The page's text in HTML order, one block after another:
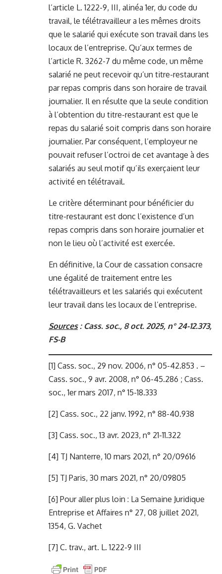
l’article L. 1222-9, III, alinéa 1er, du code du
travail, le télétravailleur a les mêmes droits
que le salarié qui exécute son travail dans les
locaux de l’entreprise. Qu’aux termes de
l’article R. 3262-7 du même code, un même
salarié ne peut recevoir qu’un titre-restaurant
par repas compris dans son horaire de travail
journalier. Il en résulte que la seule condition
à l’obtention du titre-restaurant est que le
repas du salarié soit compris dans son horaire
journalier. Par conséquent, l’employeur ne
pouvait refuser l’octroi de cet avantage à des
salariés au seul motif qu’ils exerçaient leur
activité en télétravail.
Le critère déterminant pour bénéficier du
titre-restaurant est donc l’existence d’un
repas compris dans son horaire journalier et
non le lieu où l’activité est exercée.
En définitive, la Cour de cassation consacre
une égalité de traitement entre les
télétravailleurs et les salariés qui exécutent
leur travail dans les locaux de l’entreprise.
Sources: Cass. soc., 8 oct. 2025, n° 24-12.373,
FS-B
[1] Cass. soc., 29 nov. 2006, n° 05-42.853 . –
Cass. soc., 9 avr. 2008, n° 06-45.286 ; Cass.
soc., 1er mars 2017, n° 15-18.333
[2] Cass. soc., 22 janv. 1992, n° 88-40.938
[3] Cass. soc., 13 avr. 2023, n° 21-11.322
[4] TJ Nanterre, 10 mars 2021, n° 20/09616
[5] TJ Paris, 30 mars 2021, n° 20/09805
[6] Pour aller plus loin : La Semaine Juridique
Entreprise et Affaires n° 27, 08 juillet 2021,
1354, G. Vachet
[7] C. trav., art. L. 1222-9 III